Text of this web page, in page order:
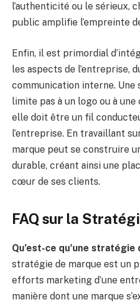
l’authenticité ou le sérieux,
public amplifie l’empreinte
Enfin, il est primordial
les aspects de l’entreprise,
communication interne. Une
limite pas à un logo ou à
elle doit être un fil
l’entreprise. En travaillant
marque peut se construire
durable, créant ainsi une
cœur de ses clients.
FAQ sur la
Qu’est-ce qu’une stratégie
stratégie de marque est un
efforts marketing d’une
manière dont une marque